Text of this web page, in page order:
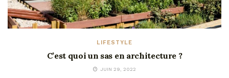
LIFESTYLE
C’est quoi un sas en architecture ?
JUIN 29, 2022